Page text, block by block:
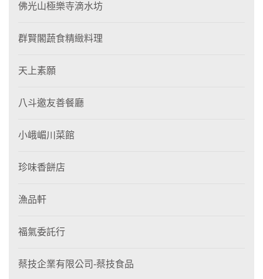
佛光山極樂寺滴水坊
群賢閣蔬食精緻料理
天上素願
八斗邀友善餐廳
小峨嵋川菜館
珍味香餅店
漁品軒
福氣委託行
蔡技企業有限公司-蔡技食品